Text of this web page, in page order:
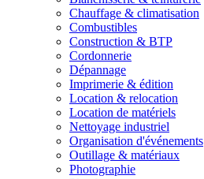
Chauffage & climatisation
Combustibles
Construction & BTP
Cordonnerie
Dépannage
Imprimerie & édition
Location & relocation
Location de matériels
Nettoyage industriel
Organisation d'événements
Outillage & matériaux
Photographie